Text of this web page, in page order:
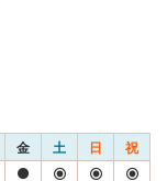
金 土 日 祝